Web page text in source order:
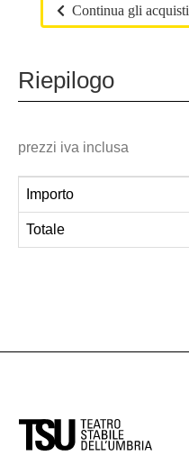
Continua gli acquisti
Riepilogo
prezzi iva inclusa
Importo
Totale